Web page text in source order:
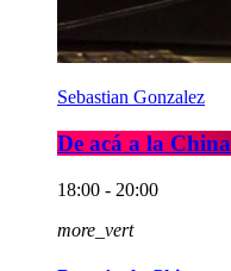
Sebastian Gonzalez
De acá a la China
18:00 - 20:00
more_vert